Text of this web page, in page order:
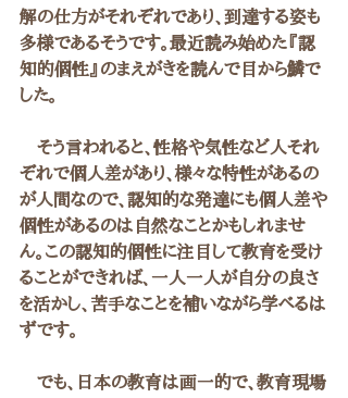
解の仕方がそれぞれであり、到達する姿も
多様であるそうです。最近読み始めた『認
知的個性』のまえがきを読んで目から鱗で
した。
そう言われると、性格や気性など人それ
ぞれで個人差があり、様々な特性があるの
が人間なので、認知的な発達にも個人差や
個性があるのは自然なことかもしれませ
ん。この認知的個性に注目して教育を受け
ることができれば、一人一人が自分の良さ
を活かし、苦手なことを補いながら学べるは
ずです。
でも、日本の教育は画一的で、教育現場